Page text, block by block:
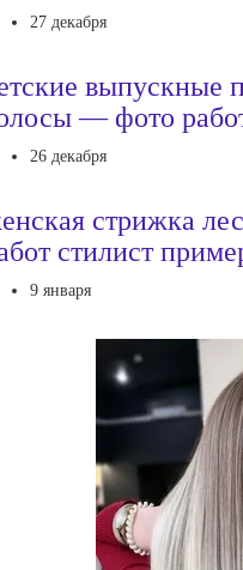
27 декабря
выпускные
— фото
26 декабря
стрижка
стилист
9 января